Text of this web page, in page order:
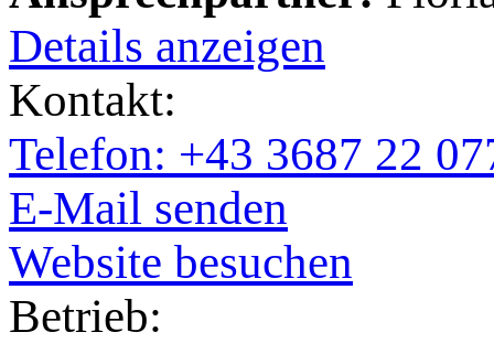
Details anzeigen
Kontakt:
Telefon: +43 3687 22
E-Mail senden
Website besuchen
Betrieb: